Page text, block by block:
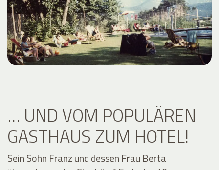
… UND VOM POPULÄREN
GASTHAUS ZUM HOTEL!
Sein Sohn Franz und dessen Frau Berta